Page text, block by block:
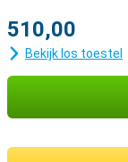
510,00
Bekijk los toestel